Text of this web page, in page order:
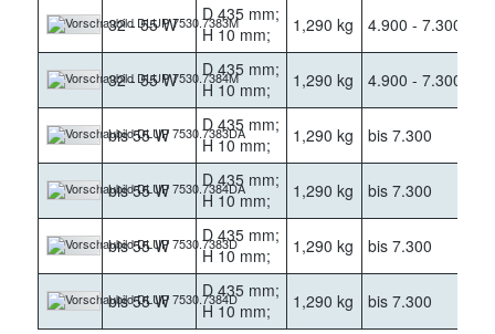
32 - 55 W
D 435 mm;
H 10 mm;
1,290 kg 4.900 - 7.300
32 - 55 W
D 435 mm;
H 10 mm;
1,290 kg 4.900 - 7.300
bis 55 W
D 435 mm;
H 10 mm;
1,290 kg bis 7.300
bis 55 W
D 435 mm;
H 10 mm;
1,290 kg bis 7.300
bis 55 W
D 435 mm;
H 10 mm;
1,290 kg bis 7.300
bis 55 W
D 435 mm;
H 10 mm;
1,290 kg bis 7.300